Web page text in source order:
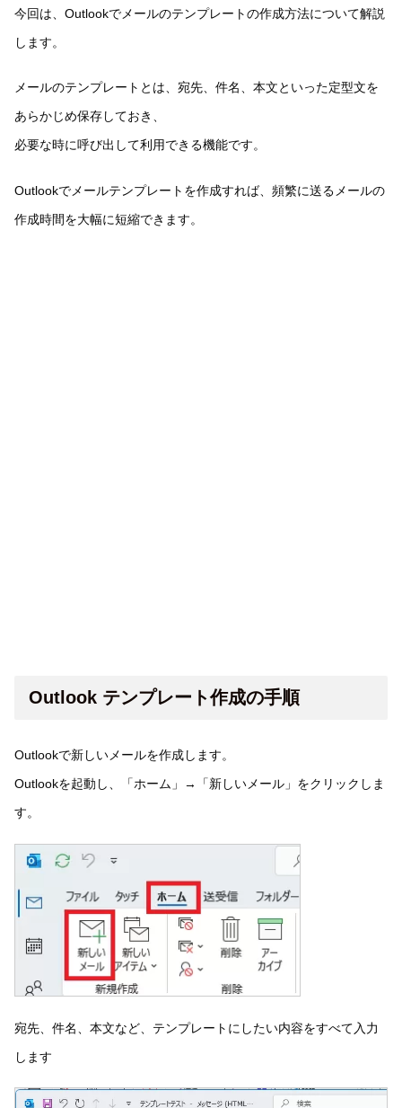
今回は、Outlookでメールのテンプレートの作成方法について解説
します。
メールのテンプレートとは、宛先、件名、本文といった定型文を
あらかじめ保存しておき、
必要な時に呼び出して利用できる機能です。
Outlookでメールテンプレートを作成すれば、頻繁に送るメールの
作成時間を大幅に短縮できます。
Outlook テンプレート作成の手順
Outlookで新しいメールを作成します。
Outlookを起動し、「ホーム」→「新しいメール」をクリックしま
す。
宛先、件名、本文など、テンプレートにしたい内容をすべて入力
します